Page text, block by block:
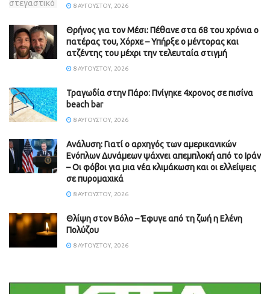
8 ΑΥΓΟΎΣΤΟΥ, 2026
Θρήνος για τον Μέσι: Πέθανε στα 68 του χρόνια ο
πατέρας του, Χόρχε – Υπήρξε ο μέντορας και
ατζέντης του μέχρι την τελευταία στιγμή
8 ΑΥΓΟΎΣΤΟΥ, 2026
Τραγωδία στην Πάρο: Πνίγηκε 4χρονος σε πισίνα
beach bar
8 ΑΥΓΟΎΣΤΟΥ, 2026
Ανάλυση: Γιατί ο αρχηγός των αμερικανικών
Ενόπλων Δυνάμεων ψάχνει απεμπλοκή από το Ιράν
– Οι φόβοι για μια νέα κλιμάκωση και οι ελλείψεις
σε πυρομαχικά
8 ΑΥΓΟΎΣΤΟΥ, 2026
Θλίψη στον Βόλο – Έφυγε από τη ζωή η Ελένη
Πολύζου
8 ΑΥΓΟΎΣΤΟΥ, 2026